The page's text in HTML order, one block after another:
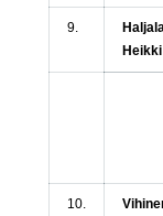
9.
Heikki
10.